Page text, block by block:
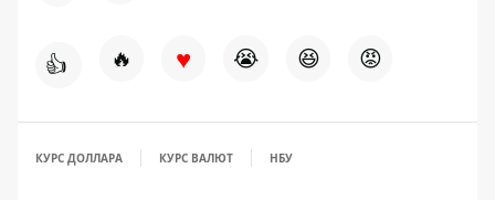
👍 🔥 ♥ 😭 😆 😡
КУРС ДОЛЛАРА КУРС ВАЛЮТ НБУ